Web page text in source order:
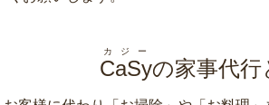
CaSy
カジー
の家事代行